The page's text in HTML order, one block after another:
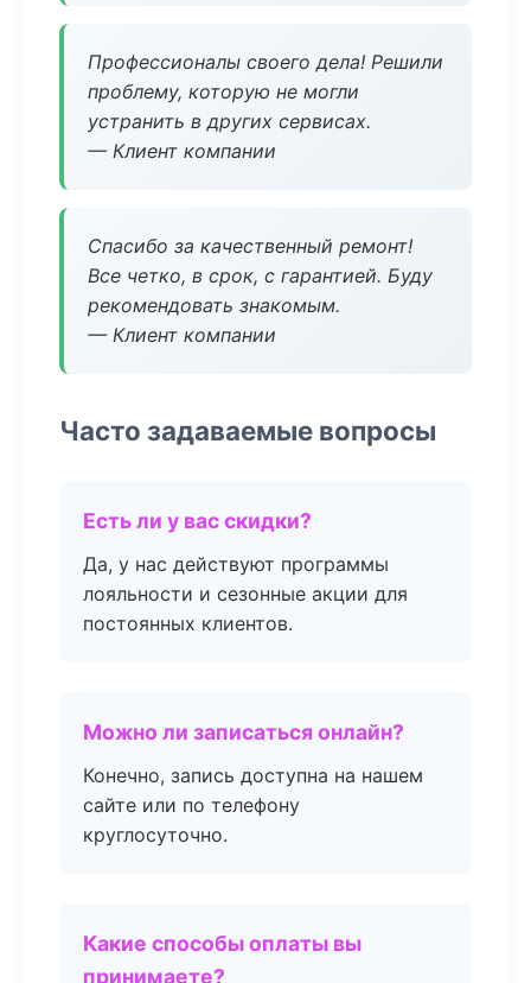
Профессионалы своего дела! Решили
проблему, которую не могли
устранить в других сервисах.
— Клиент компании
Спасибо за качественный ремонт!
Все четко, в срок, с гарантией. Буду
рекомендовать знакомым.
— Клиент компании
Часто задаваемые вопросы
Есть ли у вас скидки?
Да, у нас действуют программы
лояльности и сезонные акции для
постоянных клиентов.
Можно ли записаться онлайн?
Конечно, запись доступна на нашем
сайте или по телефону
круглосуточно.
Какие способы оплаты вы
принимаете?